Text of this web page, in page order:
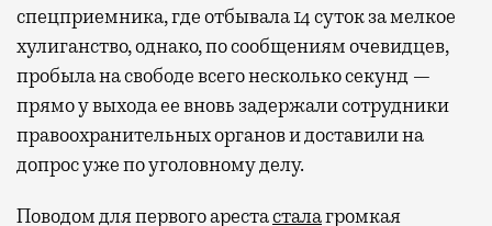
спецприемника, где отбывала 14 суток за мелкое
хулиганство, однако, по сообщениям очевидцев,
пробыла на свободе всего несколько секунд —
прямо у выхода ее вновь задержали сотрудники
правоохранительных органов и доставили на
допрос уже по уголовному делу.
Поводом для первого арестасталагромкая